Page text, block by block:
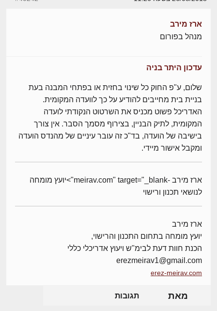
ארז מירב
מנהל בפורום
עדכון היתר בניה
שלום, ע"פ החוק כל שינוי בחזית או בפתחי המבנה בעת
בניית בית מחייבים להודיע על כך לוועדה המקומית.
האדריכל פשוט מכניס את השרטוט הנקודתי לועדה
המקומית, לתיק הבניין, בצירוף מסמך הסבר. אין צורך
בישיבה של הועדה, בד"כ זה עובר עיניים של מהנדס הועדה
ומקבל אישור מיידי.
ארז מירב -meirav.com" target="_blank">יועץ מומחה
לנושאי תכנון ורישוי
ארז מירב
יועץ מומחה בתחום התכנון והרישוי,
הכנת חוות דעת לבימ"ש ויעוץ אדריכלי כללי
erezmeirav1@gmail.com
erez-meirav.com
מאת תגובות